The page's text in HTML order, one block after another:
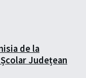
de la
Județean